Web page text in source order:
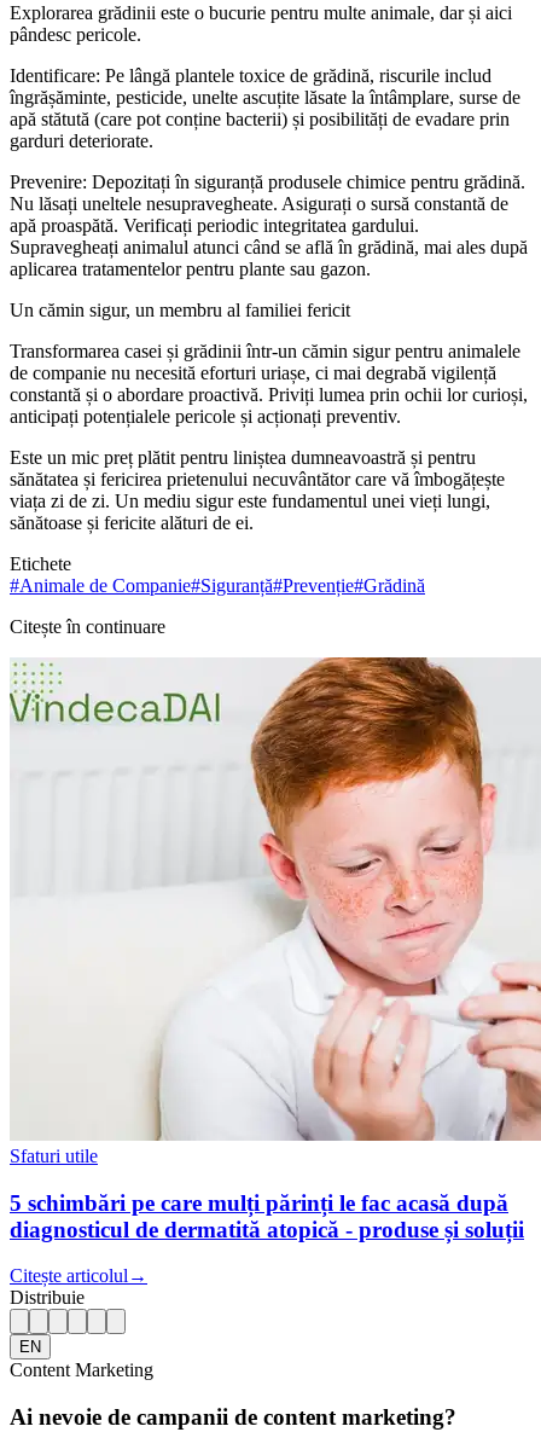
Explorarea grădinii este o bucurie pentru multe animale, dar și aici
pândesc pericole.
Identificare: Pe lângă plantele toxice de grădină, riscurile includ
îngrășăminte, pesticide, unelte ascuțite lăsate la întâmplare, surse de
apă stătută (care pot conține bacterii) și posibilități de evadare prin
garduri deteriorate.
Prevenire: Depozitați în siguranță produsele chimice pentru grădină.
Nu lăsați uneltele nesupravegheate. Asigurați o sursă constantă de
apă proaspătă. Verificați periodic integritatea gardului.
Supravegheați animalul atunci când se află în grădină, mai ales după
aplicarea tratamentelor pentru plante sau gazon.
Un cămin sigur, un membru al familiei fericit
Transformarea casei și grădinii într-un cămin sigur pentru animalele
de companie nu necesită eforturi uriașe, ci mai degrabă vigilență
constantă și o abordare proactivă. Priviți lumea prin ochii lor curioși,
anticipați potențialele pericole și acționați preventiv.
Este un mic preț plătit pentru liniștea dumneavoastră și pentru
sănătatea și fericirea prietenului necuvântător care vă îmbogățește
viața zi de zi. Un mediu sigur este fundamentul unei vieți lungi,
sănătoase și fericite alături de ei.
Etichete
#Animale de Companie#Siguranță#Prevenție#Grădină
Citește în continuare
Sfaturi utile
5 schimbări pe care mulți părinți le fac acasă după
diagnosticul de dermatită atopică - produse și soluții
Citește articolul →
Distribuie
EN
Content Marketing
Ai nevoie de campanii de content marketing?